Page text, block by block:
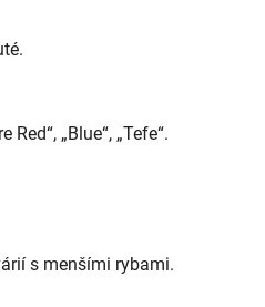
„Blue“, „Tefe“.
s menšími rybami.